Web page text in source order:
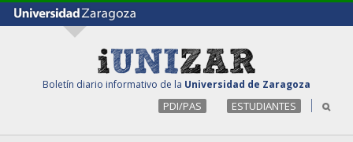
Boletín diario informativo de la Universidad de Zaragoza
PDI/PAS ESTUDIANTES